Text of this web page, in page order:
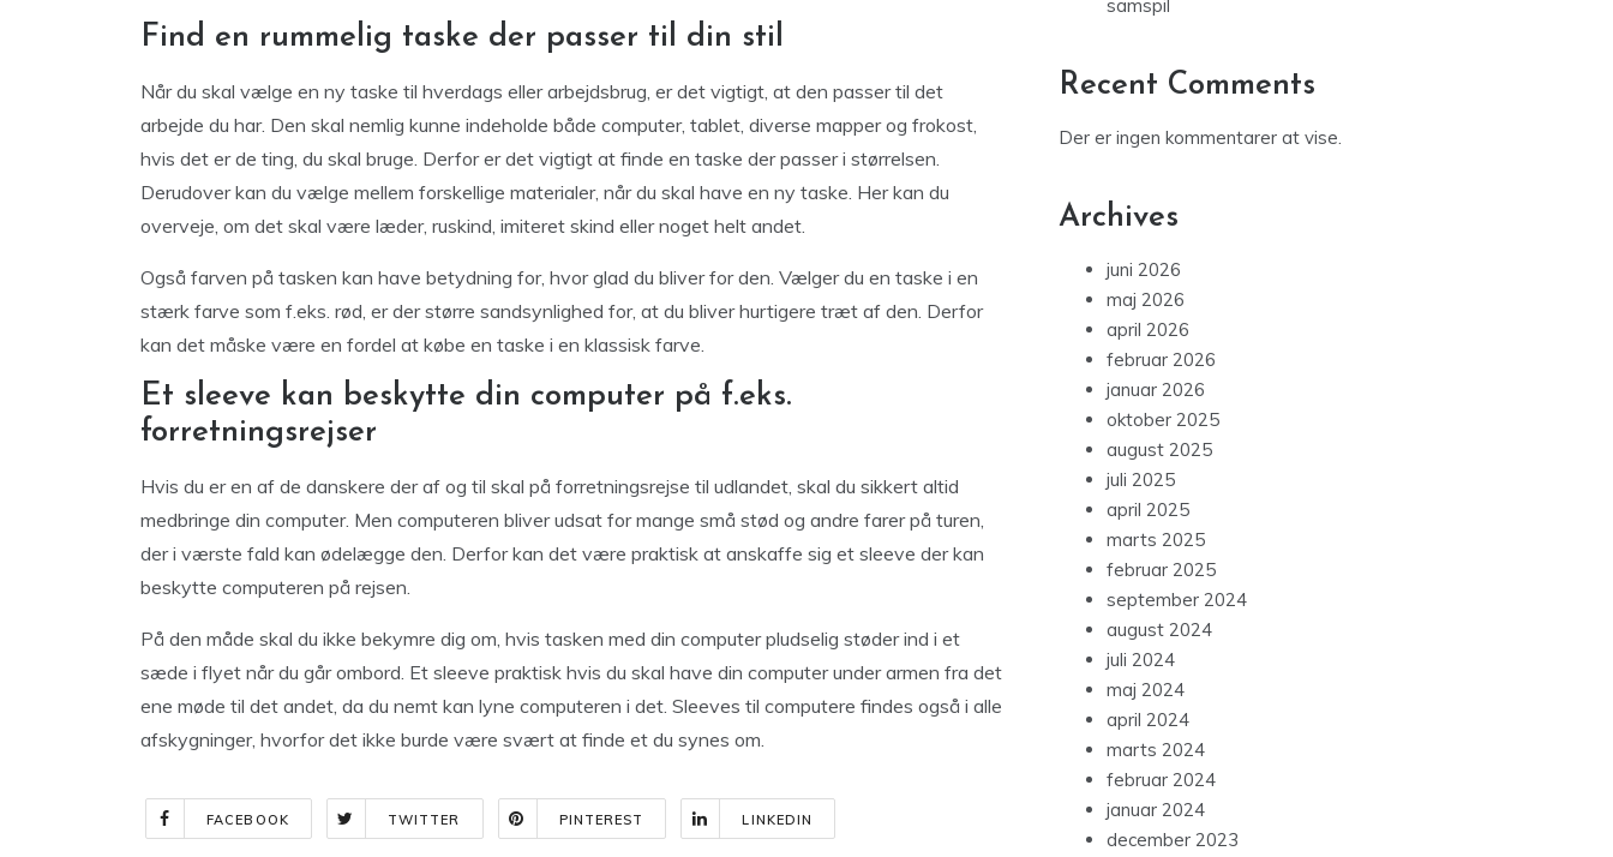
Find en rummelig taske der passer til din stil
Når du skal vælge en ny taske til hverdags eller arbejdsbrug, er det vigtigt, at den passer til det
arbejde du har. Den skal nemlig kunne indeholde både computer, tablet, diverse mapper og frokost,
hvis det er de ting, du skal bruge. Derfor er det vigtigt at finde en taske der passer i størrelsen.
Derudover kan du vælge mellem forskellige materialer, når du skal have en ny taske. Her kan du
overveje, om det skal være læder, ruskind, imiteret skind eller noget helt andet.
Også farven på tasken kan have betydning for, hvor glad du bliver for den. Vælger du en taske i en
stærk farve som f.eks. rød, er der større sandsynlighed for, at du bliver hurtigere træt af den. Derfor
kan det måske være en fordel at købe en taske i en klassisk farve.
Et sleeve kan beskytte din computer på f.eks.
forretningsrejser
Hvis du er en af de danskere der af og til skal på forretningsrejse til udlandet, skal du sikkert altid
medbringe din computer. Men computeren bliver udsat for mange små stød og andre farer på turen,
der i værste fald kan ødelægge den. Derfor kan det være praktisk at anskaffe sig et sleeve der kan
beskytte computeren på rejsen.
På den måde skal du ikke bekymre dig om, hvis tasken med din computer pludselig støder ind i et
sæde i flyet når du går ombord. Et sleeve praktisk hvis du skal have din computer under armen fra det
ene møde til det andet, da du nemt kan lyne computeren i det. Sleeves til computere findes også i alle
afskygninger, hvorfor det ikke burde være svært at finde et du synes om.
FACEBOOK TWITTER PINTEREST LINKEDIN
samspil
Recent Comments
Der er ingen kommentarer at vise.
Archives
juni 2026
maj 2026
april 2026
februar 2026
januar 2026
oktober 2025
august 2025
juli 2025
april 2025
marts 2025
februar 2025
september 2024
august 2024
juli 2024
maj 2024
april 2024
marts 2024
februar 2024
januar 2024
december 2023